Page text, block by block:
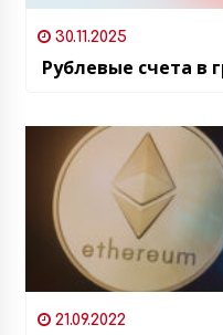
30.11.2025
Рублевые счета в
21.09.2022